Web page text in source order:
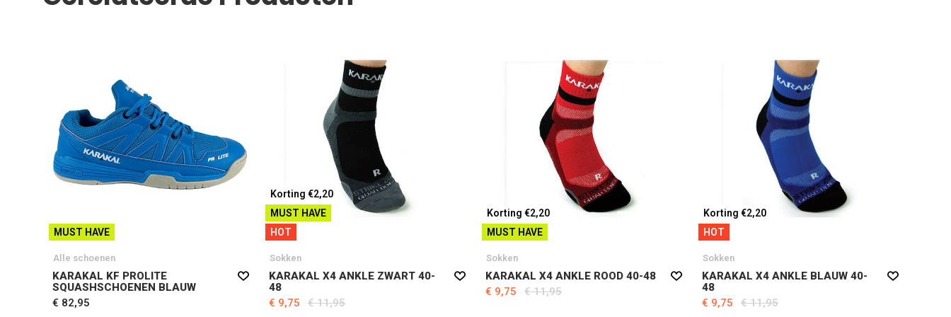
MUST HAVE
Alle schoenen
KARAKAL KF PROLITE
SQUASHSCHOENEN BLAUW
€ 82,95
Korting €2,20
MUST HAVE
HOT
Sokken
KARAKAL X4 ANKLE ZWART 40-
48
€ 9,75
€ 11,95
Korting €2,20
MUST HAVE
Sokken
KARAKAL X4 ANKLE ROOD 40-48
€ 9,75
€ 11,95
Korting €2,20
HOT
Sokken
KARAKAL X4 ANKLE BLAUW 40-
48
€ 9,75
€ 11,95